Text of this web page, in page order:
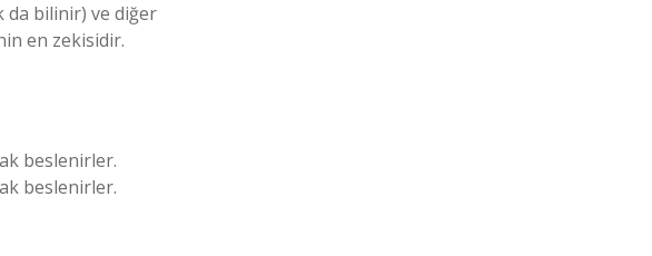
da bilinir) ve diğer
en zekisidir.
beslenirler.
beslenirler.